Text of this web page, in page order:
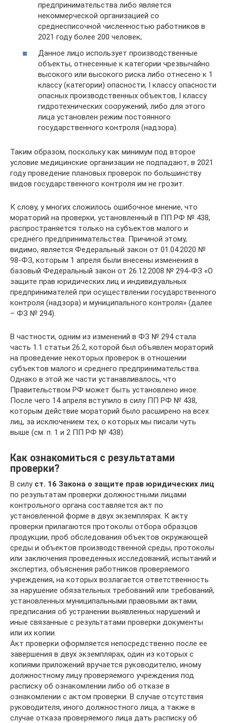
предпринимательства либо является
некоммерческой организацией со
среднесписочной численностью работников в
2021 году более 200 человек;
Данное лицо использует производственные
объекты, отнесенные к категории чрезвычайно
высокого или высокого риска либо отнесено к 1
классу (категории) опасности, I классу опасности
опасных производственных объектов, I классу
гидротехнических сооружений, либо для этого
лица установлен режим постоянного
государственного контроля (надзора).
Таким образом, поскольку как минимум под второе
условие медицинские организации не подпадают, в 2021
году проведение плановых проверок по большинству
видов государственного контроля им не грозит.
К слову, у многих сложилось ошибочное мнение, что
мораторий на проверки, установленный в ПП РФ № 438,
распространяется только на субъектов малого и
среднего предпринимательства. Причиной этому,
видимо, является Федеральный закон от 01.04.2020 №
98-ФЗ, которым 1 апреля были внесены изменения в
базовый Федеральный закон от 26.12.2008 № 294-ФЗ «О
защите прав юридических лиц и индивидуальных
предпринимателей при осуществлении государственного
контроля (надзора) и муниципального контроля» (далее
– ФЗ № 294).
В частности, одним из изменений в ФЗ № 294 стала
часть 1.1 статьи 26.2, которой был объявлен мораторий
на проведение некоторых проверок в отношении
субъектов малого и среднего предпринимательства.
Однако в этой же части устанавливалось, что
Правительством РФ может быть установлено иное.
После чего 14 апреля вступило в силу ПП РФ № 438,
которым действие мораторий было расширено на всех
лиц, за исключением тех, о которых мы писали чуть
выше (см. п. 1 и 2 ПП РФ № 438).
Как ознакомиться с результатами
проверки?
В силу ст. 16 Закона о защите прав юридических лиц
по результатам проверки должностными лицами
контрольного органа составляется акт по
установленной форме в двух экземплярах. К акту
проверки прилагаются протоколы отбора образцов
продукции, проб обследования объектов окружающей
среды и объектов производственной среды, протоколы
или заключения проведенных исследований, испытаний и
экспертиз, объяснения работников проверяемого
учреждения, на которых возлагается ответственность
за нарушение обязательных требований или требований,
установленных муниципальными правовыми актами,
предписания об устранении выявленных нарушений и
иные связанные с результатами проверки документы
или их копии.
Акт проверки оформляется непосредственно после ее
завершения в двух экземплярах, один из которых с
копиями приложений вручается руководителю, иному
должностному лицу проверяемого учреждения под
расписку об ознакомлении либо об отказе в
ознакомлении с актом проверки. В случае отсутствия
руководителя, иного должностного лица, а также в
случае отказа проверяемого лица дать расписку об